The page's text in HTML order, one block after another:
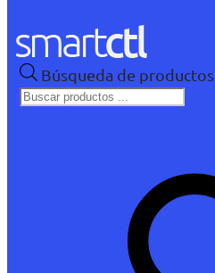
Búsqueda de productos